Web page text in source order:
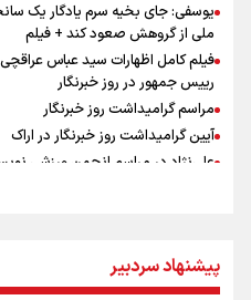
یوسفی: جای بخیه سرم یادگار یک
ملی از گروهش صعود کند + فیلم
فیلم کامل اظهارات سید عباس
رییس جمهور در روز خبرنگار
مراسم گرامیداشت روز خبرنگار
آیین گرامیداشت روز خبرنگار در اراک
علی‌نژاد در مراسم انجمن ورزشی
رسانه به ویژه ورزشی نویسان هستیم
علت نامگذاری ۱۷ مرداد به عنوان روز خبرنگار چیست؟
پیشنهاد سردبیر